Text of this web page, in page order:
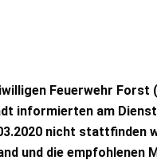
Feuerwehr Forst
informierten am
nicht stattfinden
und die empfohlenen